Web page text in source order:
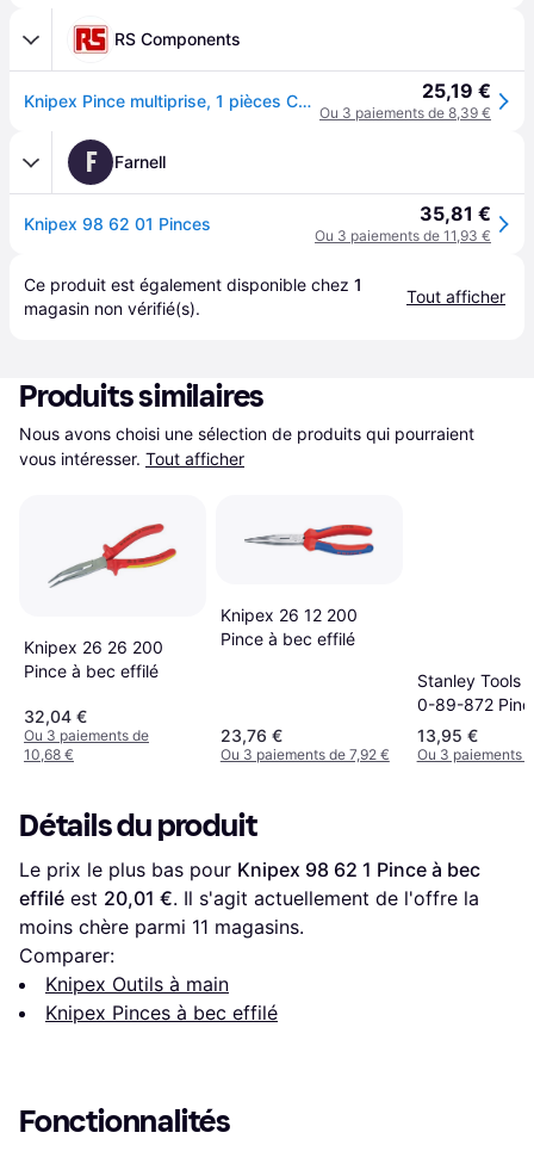
RS Components
Knipex Pince multiprise, 1 pièces Conforme VDE/1000V Sans étincelles Nez en plastique Bec plat, L. (hors tout) 180mm 25,19 €
Ou 3 paiements de 8,39 €
F Farnell
Knipex 98 62 01 Pinces 35,81 €
Ou 3 paiements de 11,93 €
Ce produit est également disponible chez 1
magasin non vérifié(s).
Tout afficher
Produits similaires
Nous avons choisi une sélection de produits qui pourraient
vous intéresser. Tout afficher
Knipex 26 26 200
Pince à bec effilé
32,04 €
Ou 3 paiements de
10,68 €
Knipex 26 12 200
Pince à bec effilé
23,76 €
Ou 3 paiements de 7,92 €
Stanley Tools
0-89-872
effilé
13,95 €
Ou 3 paiements
Détails du produit
Le prix le plus bas pour Knipex 98 62 1 Pince à bec
effilé est 20,01 €. Il s'agit actuellement de l'offre la
moins chère parmi 11 magasins.
Comparer:
Knipex Outils à main
Knipex Pinces à bec effilé
Fonctionnalités